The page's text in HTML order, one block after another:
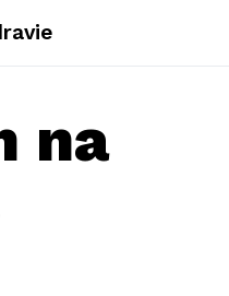
na